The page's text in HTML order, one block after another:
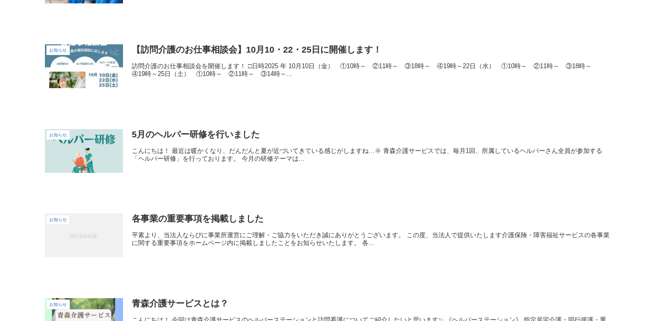
お知らせ 【訪問介護のお仕事相談会】10月10・22・25日に開催します！
訪問介護のお仕事相談会を開催します！ □日時2025 年 10月10日（金） ①10時～ ②11時～ ③18時～ ④19時～22日（水） ①10時～ ②11時～ ③18時～
④19時～25日（土） ①10時～ ②11時～ ③14時～...
お知らせ 5月のヘルパー研修を行いました
こんにちは！ 最近は暖かくなり、だんだんと夏が近づいてきている感じがしますね…🌞 青森介護サービスでは、毎月1回、所属しているヘルパーさん全員が参加する
「ヘルパー研修」を行っております。 今月の研修テーマは...
お知らせ 各事業の重要事項を掲載しました
平素より、当法人ならびに事業所運営にご理解・ご協力をいただき誠にありがとうございます。 この度、当法人で提供いたします介護保険・障害福祉サービスの各事業
に関する重要事項をホームページ内に掲載しましたことをお知らせいたします。 各...
お知らせ 青森介護サービスとは？